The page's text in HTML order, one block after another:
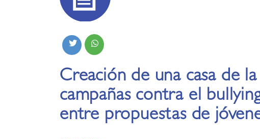
Creación de una casa de
campañas contra el
entre propuestas de